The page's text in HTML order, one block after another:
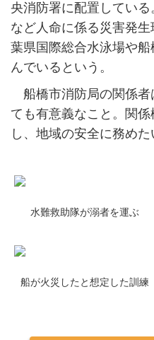
央消防署に配置している
など人命に係る災害発
葉県国際総合水泳場や
んでいるという。
船橋市消防局の関係者
ても有意義なこと。関
し、地域の安全に務めた
水難救助隊が溺者を運ぶ
船が火災したと想定した訓練